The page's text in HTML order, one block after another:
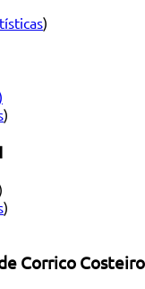
)
)
)
Corrico